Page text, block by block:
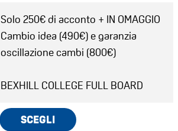
Solo 250€ di acconto + IN OMAGGIO
Cambio idea (490€) e garanzia
oscillazione cambi (800€)
BEXHILL COLLEGE FULL BOARD
SCEGLI